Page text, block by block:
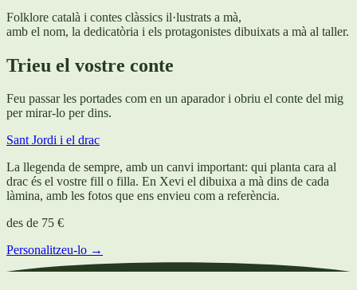
Folklore català i contes clàssics il·lustrats a mà,
amb el nom, la dedicatòria i els protagonistes dibuixats a mà al taller.
Trieu el vostre conte
Feu passar les portades com en un aparador i obriu el conte del mig
per mirar-lo per dins.
Sant Jordi i el drac
La llegenda de sempre, amb un canvi important: qui planta cara al
drac és el vostre fill o filla. En Xevi el dibuixa a mà dins de cada
làmina, amb les fotos que ens envieu com a referència.
des de 75 €
Personalitzeu-lo →